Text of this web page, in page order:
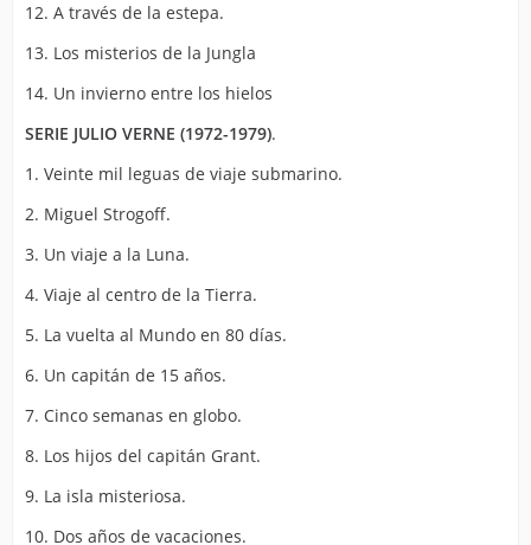
12. A través de la estepa.
13. Los misterios de la Jungla
14. Un invierno entre los hielos
SERIE JULIO VERNE (1972-1979).
1. Veinte mil leguas de viaje submarino.
2. Miguel Strogoff.
3. Un viaje a la Luna.
4. Viaje al centro de la Tierra.
5. La vuelta al Mundo en 80 días.
6. Un capitán de 15 años.
7. Cinco semanas en globo.
8. Los hijos del capitán Grant.
9. La isla misteriosa.
10. Dos años de vacaciones.